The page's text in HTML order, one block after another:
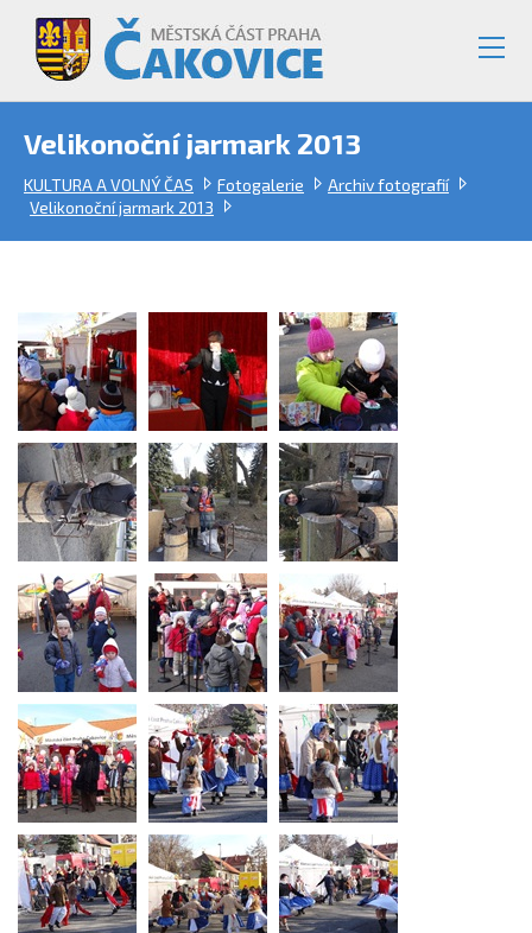
Velikonoční jarmark 2013
KULTURA A VOLNÝ ČAS Fotogalerie
Archiv fotografií
Velikonoční jarmark 2013